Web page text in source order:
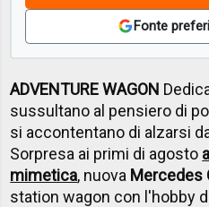
Fonte
ADVENTURE WAGON
sussultano al pensiero di
si accontentano di alzarsi
Sorpresa ai primi di agosto
mimetica, nuova Mercedes
station wagon con l'hobby